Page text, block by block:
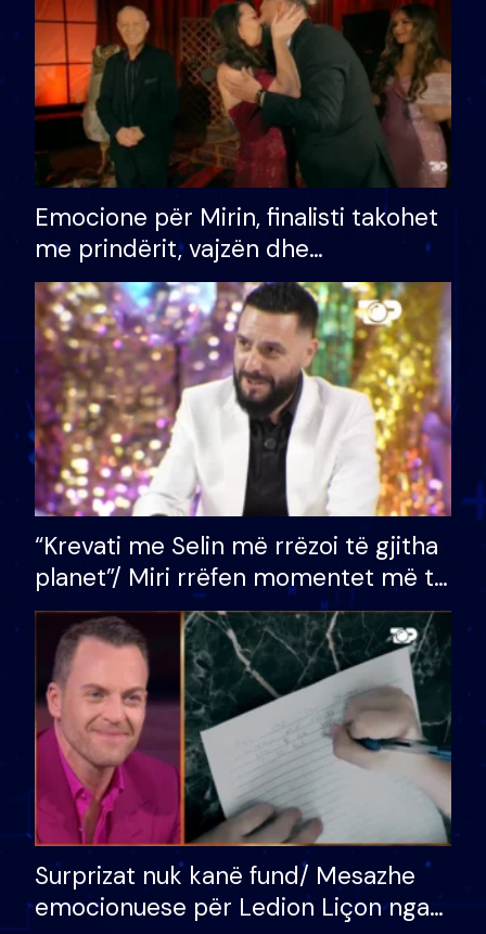
Emocione për Mirin, finalisti takohet
me prindërit, vajzën dhe
bashkëshorten: S’kemi ndonjë letër
divorci apo jo?
“Krevati me Selin më rrëzoi të gjitha
planet”/ Miri rrëfen momentet më të
bukura në shtëpinë e BB VIP: Do më
mungojë zilja e mëngjesit kur…
Surprizat nuk kanë fund/ Mesazhe
emocionuese për Ledion Liçon nga